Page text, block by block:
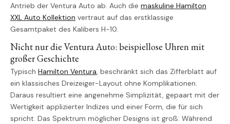
Antrieb der Ventura Auto ab. Auch die maskuline Hamilton
XXL Auto Kollektion vertraut auf das erstklassige
Gesamtpaket des Kalibers H-10.
Nicht nur die Ventura Auto: beispiellose Uhren mit
großer Geschichte
Typisch Hamilton Ventura, beschränkt sich das Zifferblatt auf
ein klassisches Dreizeiger-Layout ohne Komplikationen.
Daraus resultiert eine angenehme Simplizität, gepaart mit der
Wertigkeit applizierter Indizes und einer Form, die für sich
spricht. Das Spektrum möglicher Designs ist groß: Während